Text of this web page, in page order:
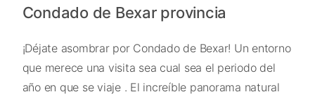
Condado de Bexar provincia
¡Déjate asombrar por Condado de Bexar! Un entorno
que merece una visita sea cual sea el periodo del
año en que se viaje . El increíble panorama natural